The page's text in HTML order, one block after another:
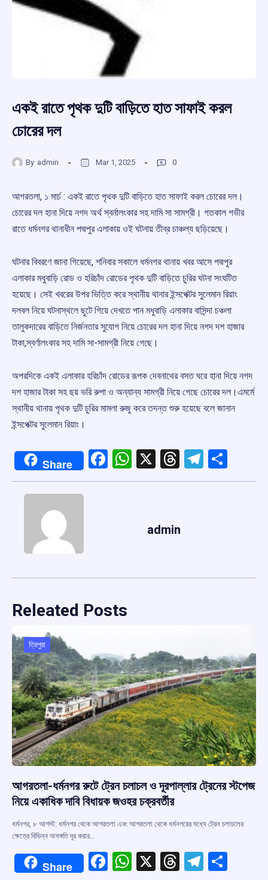
একই রাতে পৃথক দুটি বাড়িতে হাত সাফাই করল
চোরের দল
By admin Mar 1, 2025 0
আগরতলা, ১ মার্চ : একই রাতে পৃথক দুটি বাড়িতে হাত সাফাই করল চোরের দল।
চোরের দল হানা দিয়ে নগদ অর্থ স্বর্নালংকার সহ দামি সা সামগ্রী। গতকাল গভীর
রাতে ধর্মনগর থানাধীন পদ্মপুর এলাকায় ওই ঘটনায় তীব্র চাঞ্চল্য ছড়িয়েছে।
ঘটনার বিবরণে জানা গিয়েছে, শনিবার সকালে ধর্মনগর থানায় খবর আসে পদ্মপুর
এলাকার মধুবাড়ি রোড ও হরিচাঁদ রোডের পৃথক দুটি বাড়িতে চুরির ঘটনা সংঘটিত
হয়েছে। সেই খবরের উপর ভিত্তি করে স্থানীয় থানার ইন্সপেক্টর সুলেমান রিয়াং
দলবল নিয়ে ঘটনাস্থলে ছুটে গিয়ে দেখতে পান মধুবাড়ি এলাকার বাসিন্দা চঞ্চলা
তালুকদারের বাড়িতে নির্জনতার সুযোগ নিয়ে চোরের দল হানা দিয়ে নগদ দশ হাজার
টাকা,স্বর্ণালংকার সহ দামি সা-সামগ্রী নিয়ে গেছে।
অপরদিকে একই এলাকার হরিচাঁদ রোডের রূপক দেবনাথের বসত ঘরে হানা দিয়ে নগদ
দশ হাজার টাকা সহ ছয় ভরি রুপা ও অন্যান্য সামগ্রী নিয়ে গেছে চোরের দল।এমর্মে
স্থানীয় থানায় পৃথক দুটি চুরির মামলা রুজু করে তদন্ত শুরু হয়েছে বলে জানান
ইন্সপেক্টর সুলেমান রিয়াং।
Share Facebook
WhatsApp
X Threads
admin
Releated Posts
ত্রিপুরা
আগরতলা-ধর্মনগর রুটে ট্রেন চলাচল ও দূরপাল্লার ট্রেনের স্টপেজ
নিয়ে একাধিক দাবি বিধায়ক জওহর চক্রবর্তীর
ধর্মনগর, ৮ আগস্ট: ধর্মনগর থেকে আগরতলা এবং আগরতলা থেকে ধর্মনগরের মধ্যে ট্রেন চলাচলের
ক্ষেত্রে বিভিন্ন অসঙ্গতি দূর করার…
Share
F
W X
T
T